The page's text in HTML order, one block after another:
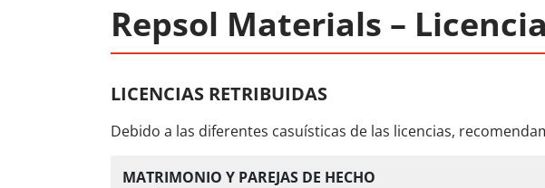
Repsol Materials –
LICENCIAS RETRIBUIDAS
Debido a las diferentes casuísticas de las licencias,
MATRIMONIO Y PAREJAS DE HECHO